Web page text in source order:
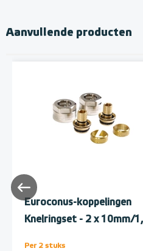
Aanvullende producten
Euroconus-koppelingen
Knelringset - 2 x 10mm/
Per 2 stuks